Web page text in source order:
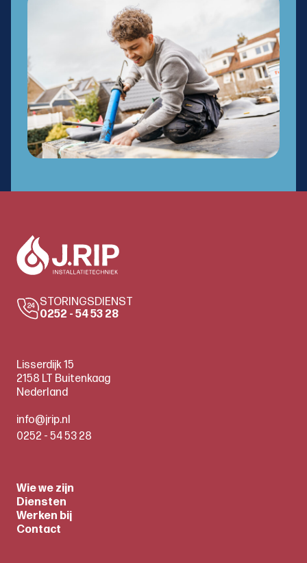
STORINGSDIENST
0252 - 54 53 28
Lisserdijk 15
2158 LT Buitenkaag
Nederland
info@jrip.nl
0252 - 54 53 28
Wie we zijn
Diensten
Werken bij
Contact